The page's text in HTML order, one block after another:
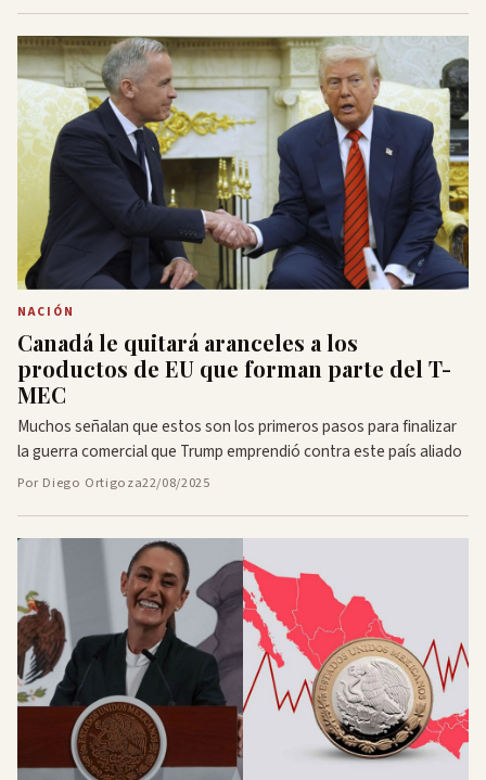
NACIÓN
Canadá le quitará aranceles a los
productos de EU que forman parte del T-
MEC
Muchos señalan que estos son los primeros pasos para finalizar
la guerra comercial que Trump emprendió contra este país aliado
Por Diego Ortigoza22/08/2025